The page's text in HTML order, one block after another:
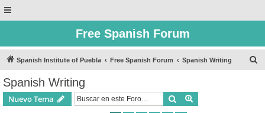
Free Spanish Forum
Spanish Institute of Puebla Free Spanish Forum Spanish Writing
Spanish Writing
Nuevo Tema Buscar